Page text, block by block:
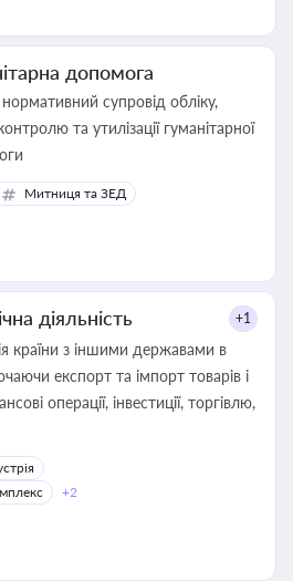
допомога
супровід обліку,
та утилізації гуманітарної
Митниця та ЗЕД
діяльність +1
країни з іншими державами в
експорт та імпорт товарів і
операції, інвестиції, торгівлю,
+2